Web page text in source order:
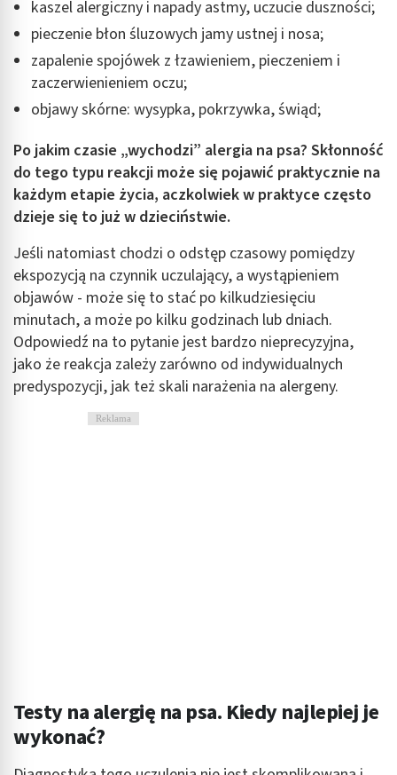
kaszel alergiczny i napady astmy, uczucie duszności;
pieczenie błon śluzowych jamy ustnej i nosa;
zapalenie spojówek z łzawieniem, pieczeniem i
zaczerwienieniem oczu;
objawy skórne: wysypka, pokrzywka, świąd;
Po jakim czasie „wychodzi” alergia na psa? Skłonność
do tego typu reakcji może się pojawić praktycznie na
każdym etapie życia, aczkolwiek w praktyce często
dzieje się to już w dzieciństwie.
Jeśli natomiast chodzi o odstęp czasowy pomiędzy
ekspozycją na czynnik uczulający, a wystąpieniem
objawów - może się to stać po kilkudziesięciu
minutach, a może po kilku godzinach lub dniach.
Odpowiedź na to pytanie jest bardzo nieprecyzyjna,
jako że reakcja zależy zarówno od indywidualnych
predyspozycji, jak też skali narażenia na alergeny.
Reklama
Testy na alergię na psa. Kiedy najlepiej je
wykonać?